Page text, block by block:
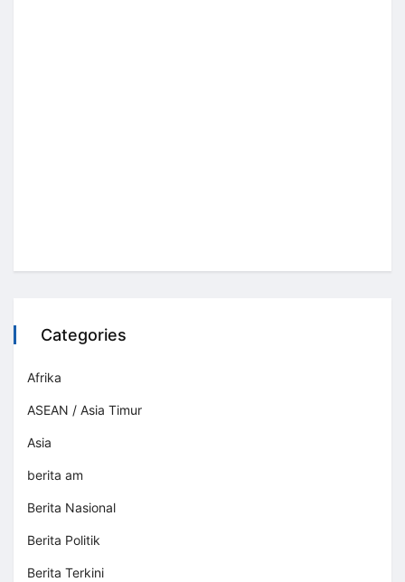
Categories
Afrika
ASEAN / Asia Timur
Asia
berita am
Berita Nasional
Berita Politik
Berita Terkini